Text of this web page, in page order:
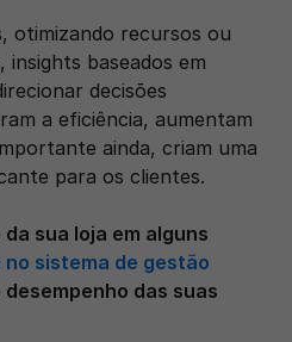
otimizando recursos ou
baseados em
decisões
a eficiência, aumentam
ainda, criam uma
para os clientes.
sua loja em alguns
sistema de gestão
desempenho das suas